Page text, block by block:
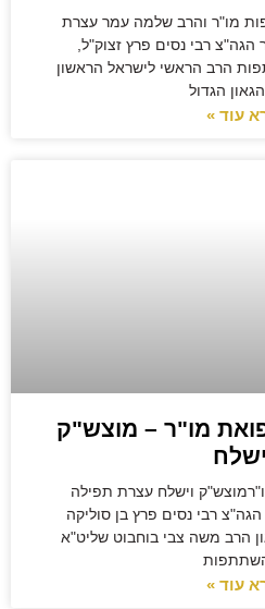
מו"ר והרב שלמה עמר עצרת
רבי נסים פרץ זצוק"ל,
הרב הראשי לישראל הראשון
הגאון הגדול
עוד »
מו"ר – מוצש"ק
וישלח עצרת תפילה
רבי נסים פרץ בן סוליקה
הרב משה צבי בוחבוט שליט"א
עוד »